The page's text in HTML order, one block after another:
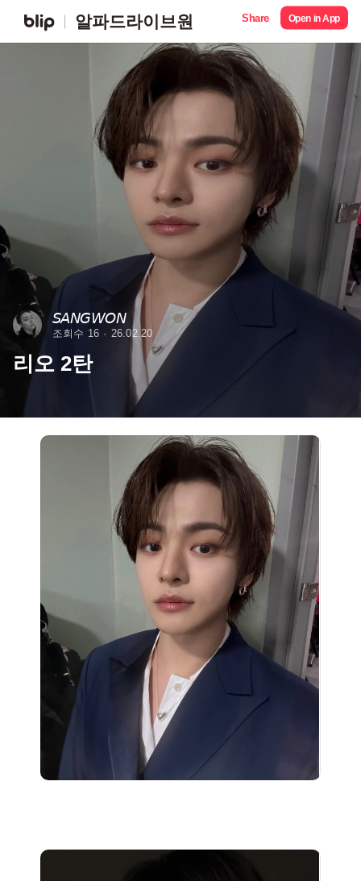
알파드라이브원 Share Open in App
𝘚𝘈𝘕𝘎𝘞𝘖𝘕
조회수 16 26.02.20
리오 2탄